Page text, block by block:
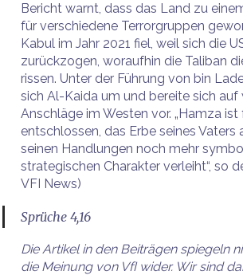
Bericht warnt, dass das Land zu
für verschiedene Terrorgruppen
Kabul im Jahr 2021 fiel, weil sich die
zurückzogen, woraufhin die Taliban
rissen. Unter der Führung von bin
sich Al-Kaida um und bereite sich auf
Anschläge im Westen vor. „Hamza ist
entschlossen, das Erbe seines Vaters
seinen Handlungen noch mehr
strategischen Charakter verleiht“, so
VFI News)
Sprüche 4,16
Die Artikel in den Beiträgen spiegeln
die Meinung von VfI wider. Wir sind